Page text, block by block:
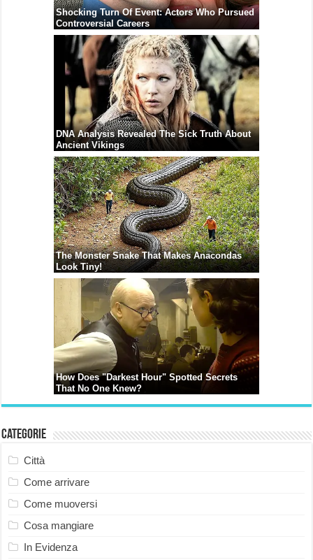
Categorie
Città
Come arrivare
Come muoversi
Cosa mangiare
In Evidenza